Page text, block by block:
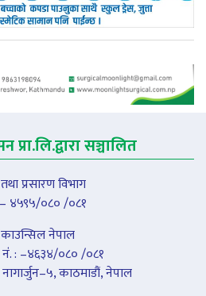
प्रा.लि.द्वारा सञ्चालित
प्रसारण विभाग
४५९५/०८० /०८१
नेपाल
: –४६३४/०८० /०८१
नागार्जुन–५, काठमाडौं, नेपाल